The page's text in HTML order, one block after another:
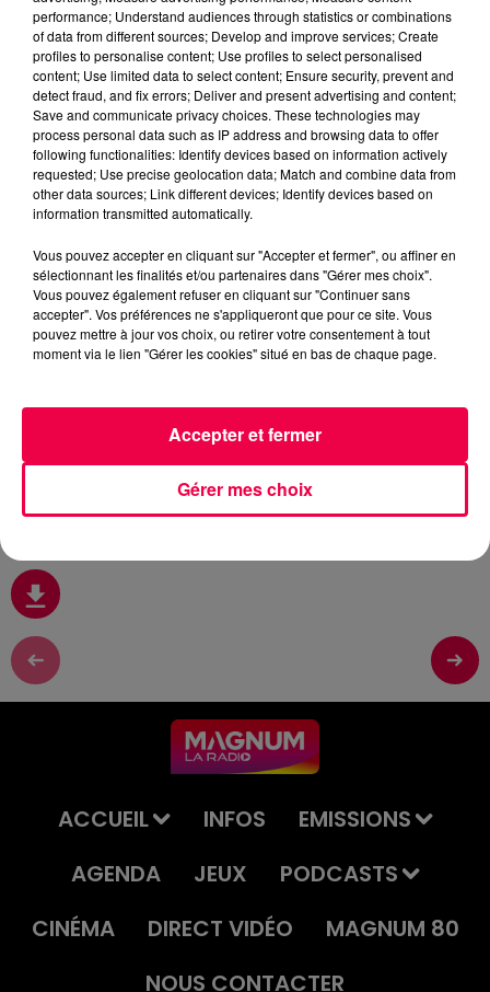
MAGNUM LA RADIO
MAGNUM DRIVE
LE JEU DE L'ANNIVERSAIRE
HAUTE MARNE
LAFAUCHE
NATHAN SLAMA
(MAGNUM DRIVE) Le jeu de l'anniversaire du
Vendredi 29 Mai
0:00 2 min 42 sec
29 mai 2026 - 2 min 42 sec
DU VENDREDI 29 MAI
(MAGNUM DRIVE) Le jeu de l'anniversaire du Vendredi
29 Mai
ACCUEIL INFOS
EMISSIONS
AGENDA
JEUX
PODCASTS
CINÉMA
DIRECT VIDÉO
MAGNUM 80
NOUS CONTACTER
performance; Understand audiences through statistics or combinations
of data from different sources; Develop and improve services; Create
profiles to personalise content; Use profiles to select personalised
content; Use limited data to select content; Ensure security, prevent and
detect fraud, and fix errors; Deliver and present advertising and content;
Save and communicate privacy choices. These technologies may
process personal data such as IP address and browsing data to offer
following functionalities: Identify devices based on information actively
requested; Use precise geolocation data; Match and combine data from
other data sources; Link different devices; Identify devices based on
information transmitted automatically.
Vous pouvez accepter en cliquant sur "Accepter et fermer", ou affiner en
sélectionnant les finalités et/ou partenaires dans "Gérer mes choix".
Vous pouvez également refuser en cliquant sur "Continuer sans
accepter". Vos préférences ne s'appliqueront que pour ce site. Vous
pouvez mettre à jour vos choix, ou retirer votre consentement à tout
moment via le lien "Gérer les cookies" situé en bas de chaque page.
Gérer mes choix
Accepter et fermer